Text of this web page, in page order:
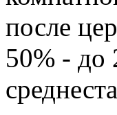
после
50% - до